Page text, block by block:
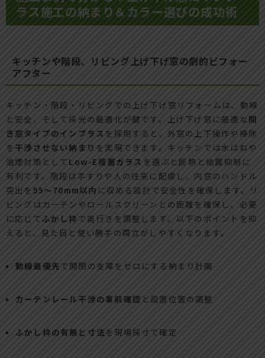
ラス施工の納まり＆カラー選びの成功術
キッチンや階段、リビング上げ下げ窓の劇的ビフォー
アフター
キッチン・階段・リビングでの上げ下げ窓リフォームは、動線
と安全、そして採光の最適化が鍵です。上げ下げ窓に最適な 開
き窓タイプのインプラス を採用すると、外窓の上下操作や掃除
を 干渉させない納まり を実現できます。キッチンでは水はねや
油煙対策として Low-E複層ガラス を選ぶと断熱と結露抑制に
有利です。階段は手すりや人の往来に配慮し、内窓のハンドル
突出を 55〜70mm以内 に収める設計で安全性を確保します。リ
ビングはカーテンやロールスクリーンとの距離を確保し、必要
に応じてふかし枠 で奥行きを調整します。以下のポイントを抑
えると、見た目と使い勝手の両立がしやすくなります。
動線最優先で開閉の支障をゼロにする納まり計画
カーテンレール干渉の事前確認 と設置位置の調整
ふかし枠の有無と寸法 を現場採寸で確定